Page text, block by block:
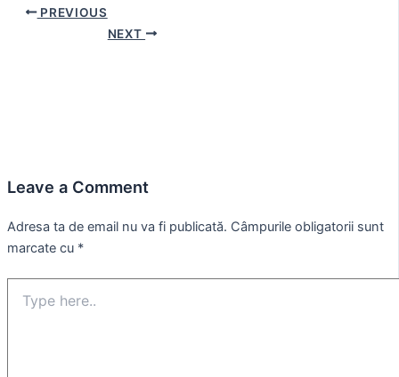
Post PREVIOUS
NEXT
Leave a Comment
Adresa ta de email nu va fi publicată. Câmpurile obligatorii sunt
marcate cu *
here..